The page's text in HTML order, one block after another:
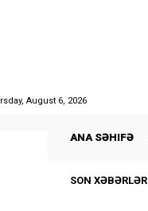
August 6, 2026
ANA SƏHIFƏ
SON XƏBƏRLƏR